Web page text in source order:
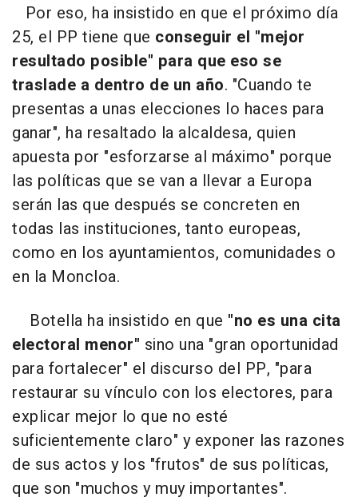
Por eso, ha insistido en que el próximo día
25, el PP tiene que conseguir el "mejor
resultado posible" para que eso se
traslade a dentro de un año. "Cuando te
presentas a unas elecciones lo haces para
ganar", ha resaltado la alcaldesa, quien
apuesta por "esforzarse al máximo" porque
las políticas que se van a llevar a Europa
serán las que después se concreten en
todas las instituciones, tanto europeas,
como en los ayuntamientos, comunidades o
en la Moncloa.
Botella ha insistido en que "no es una cita
electoral menor" sino una "gran oportunidad
para fortalecer" el discurso del PP, "para
restaurar su vínculo con los electores, para
explicar mejor lo que no esté
suficientemente claro" y exponer las razones
de sus actos y los "frutos" de sus políticas,
que son "muchos y muy importantes".